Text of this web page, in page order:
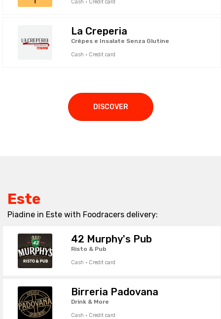
Cash · Credit card
La Creperia
Crêpes e Insalate Senza Glutine
Cash · Credit card
DISCOVER
Este
Piadine in Este with Foodracers delivery:
42 Murphy's Pub
Risto & Pub
Cash · Credit card
Birreria Padovana
Drink & More
Cash · Credit card